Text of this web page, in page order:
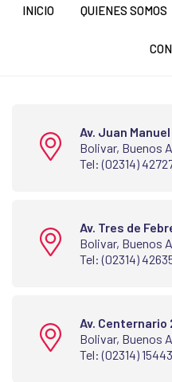
INICIO QUIENES SOMOS
Av. Juan
Bolivar, Buenos
Tel: (02314)
Av. Tres de
Bolivar, Buenos
Tel: (02314)
Av. Centernario
Bolivar, Buenos
Tel: (02314)